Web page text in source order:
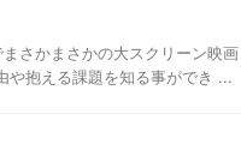
さかまさかの大スクリーン映画
や抱える課題を知る事ができ ...